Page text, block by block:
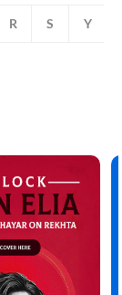
R S Y